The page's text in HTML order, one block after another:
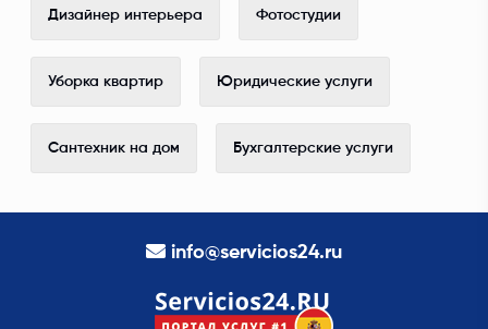
Дизайнер интерьера Фотостудии
Уборка квартир Юридические услуги
Сантехник на дом Бухгалтерские услуги
info@servicios24.ru